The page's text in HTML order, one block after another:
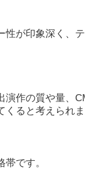
を得る場合があり
らのサポート:一
みます
性が印象深く、
演作の質や量、
ると考えられま
です。